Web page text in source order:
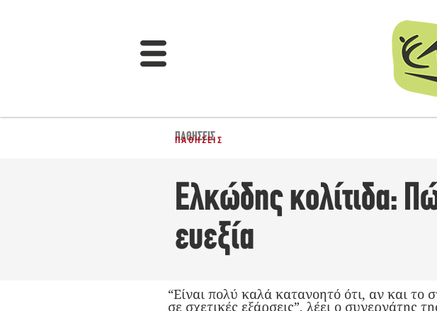
ΠΑΘΉΣΕΙΣ
ΠΑΘΉΣΕΙΣ
Ελκώδης κολίτιδα:
ευεξία
“Είναι πολύ καλά κατανοητό ότι, αν και το
σε σχετικές εξάρσεις”, λέει ο συνεργάτης